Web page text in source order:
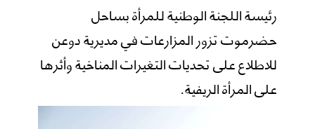
رئيسة اللجنة الوطنية للمرأة بساحل
حضرموت تزور المزارعات في مديرية دوعن
للاطلاع على تحديات التغيرات المناخية وأثرها
على المرأة الريفية.